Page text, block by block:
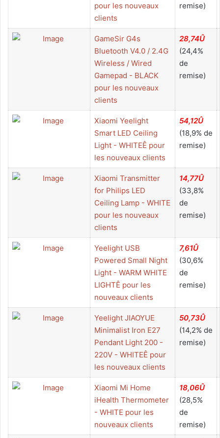
pour les nouveaux
clients
remise)
GameSir G4s
Bluetooth V4.0 / 2.4G
Wireless / Wired
Gamepad - BLACK
pour les nouveaux
clients
28,74Û
(24,4%
de
remise)
Xiaomi Yeelight
Smart LED Ceiling
Light - WHITEÊ pour
les nouveaux clients
54,12Û
(18,9% de
remise)
Xiaomi Transmitter
for Philips LED
Ceiling Lamp - WHITE
pour les nouveaux
clients
14,77Û
(33,8%
de
remise)
Yeelight USB
Powered Small Night
Light - WARM WHITE
LIGHTÊ pour les
nouveaux clients
7,61Û
(30,6%
de
remise)
Yeelight JIAOYUE
Minimalist Iron E27
Pendant Light 200 -
220V - WHITEÊ pour
les nouveaux clients
50,73Û
(14,2% de
remise)
Xiaomi Mi Home
iHealth Thermometer
- WHITE pour les
nouveaux clients
18,06Û
(28,5%
de
remise)